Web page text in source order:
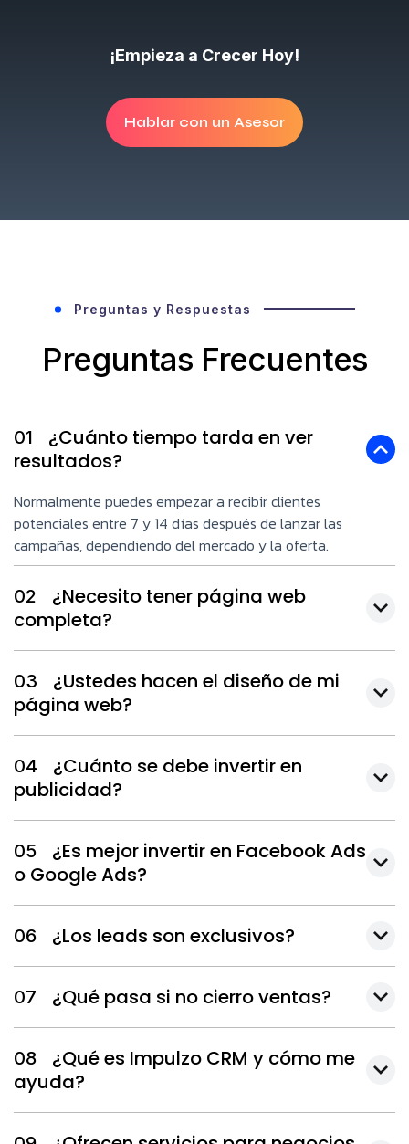
¡Empieza a Crecer Hoy!
Hablar con un Asesor
Preguntas y Respuestas
Preguntas Frecuentes
01
¿Cuánto tiempo tarda en ver
resultados?
Normalmente puedes empezar a recibir clientes
potenciales entre 7 y 14 días después de lanzar las
campañas, dependiendo del mercado y la oferta.
02
¿Necesito tener página web
completa?
03
¿Ustedes hacen el diseño de mi
página web?
04
¿Cuánto se debe invertir en
publicidad?
05
¿Es mejor invertir en Facebook Ads
o Google Ads?
06 ¿Los leads son exclusivos?
07 ¿Qué pasa si no cierro ventas?
08
¿Qué es Impulzo CRM y cómo me
ayuda?